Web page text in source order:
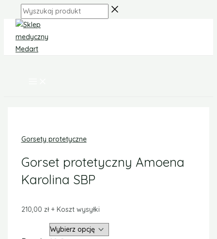
content
Wyszukaj
produkt
MENU
Gorsety protetyczne
Gorset protetyczny Amoena
Karolina SBP
210,00 zł + Koszt wysyłki
ilość
Gorset
protetyczny
Amoena
Karolina